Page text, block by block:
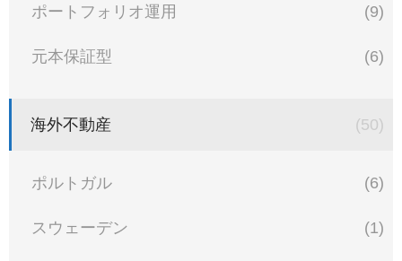
ポートフォリオ運用 (9)
元本保証型 (6)
海外不動産 (50)
ポルトガル (6)
スウェーデン (1)